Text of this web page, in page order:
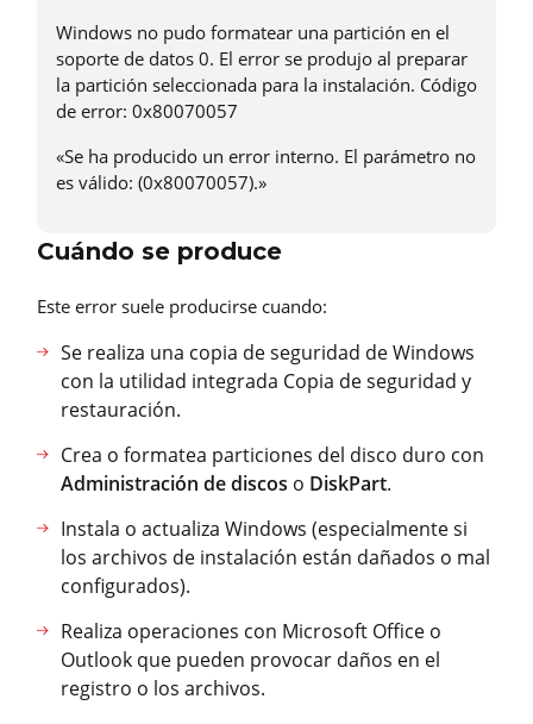
Windows no pudo formatear una partición en el
soporte de datos 0. El error se produjo al preparar
la partición seleccionada para la instalación. Código
de error: 0x80070057
«Se ha producido un error interno. El parámetro no
es válido: (0x80070057).»
Cuándo se produce
Este error suele producirse cuando:
Se realiza una copia de seguridad de Windows
con la utilidad integrada Copia de seguridad y
restauración.
Crea o formatea particiones del disco duro con
Administración de discos o DiskPart.
Instala o actualiza Windows (especialmente si
los archivos de instalación están dañados o mal
configurados).
Realiza operaciones con Microsoft Office o
Outlook que pueden provocar daños en el
registro o los archivos.